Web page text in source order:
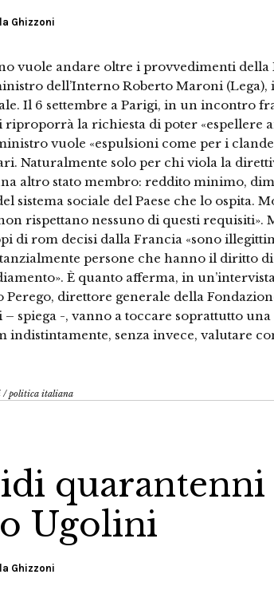
Ghizzoni
vuole andare oltre i provvedimenti
dell’Interno Roberto Maroni (Lega),
Il 6 settembre a Parigi, in un incontro
la richiesta di poter «espellere
vuole «espulsioni come per i
Naturalmente solo per chi viola la
altro stato membro: reddito minimo,
sistema sociale del Paese che lo ospita.
rispettano nessuno di questi requisiti».
di rom decisi dalla Francia «sono
persone che hanno il diritto
È quanto afferma, in
Perego, direttore generale della
spiega -, vanno a toccare soprattutto
indistintamente, senza invece, valutare
/politica italiana
Ugolini
Ghizzoni